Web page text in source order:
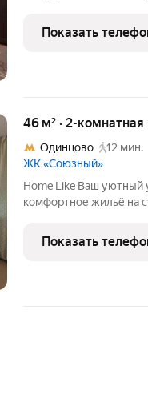
вы оцените: Заселение 24/7 заезжайте в любое
ночью
Показать
46 м² · 2-
Одинцово
12 мин.
ЖК «Союзный»
Home Like Ваш уютный уголок в Москве и Подмосковье! Ищете
комфортное жильё на
вы оцените: Заселение 24/7 заезжайте в любое
ночью
Показать